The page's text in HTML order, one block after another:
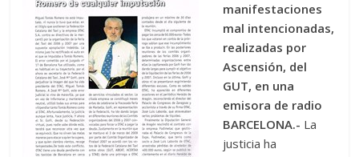
manifestaciones
mal intencionadas,
realizadas por
Ascensión, del
GUT, en una
emisora de radio
BARCELONA.- La
justicia ha